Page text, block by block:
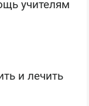
учителям
и лечить